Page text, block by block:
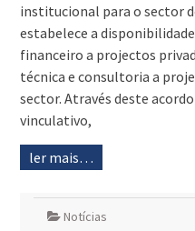
institucional para o sector
estabelece a
financeiro a projectos
técnica e consultoria a
sector. Através deste
vinculativo,
ler mais…
Notícias